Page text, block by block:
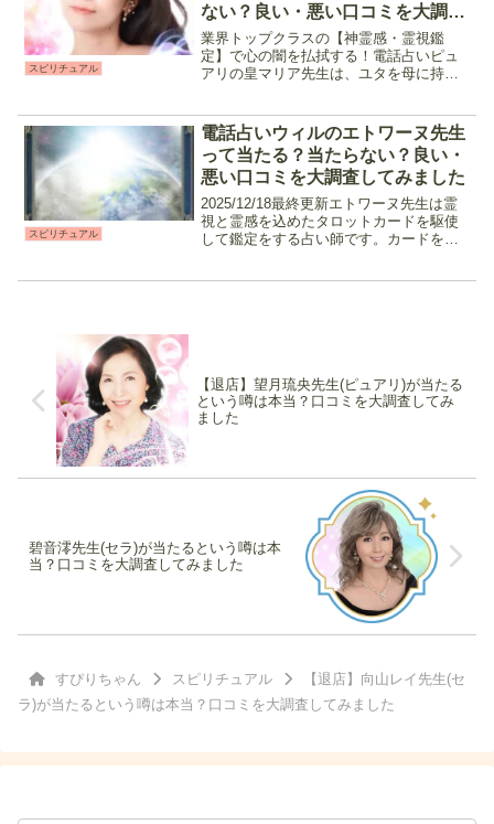
スピリチュアル
ない？良い・悪い口コミを大調査
してみました
業界トップクラスの【神霊感・霊視鑑
定】で心の闇を払拭する！電話占いピュ
アリの皇マリア先生は、ユタを母に持つ
ュアルリーディングで高次元の存在や潜
在意識と繋がる事で現状を打...
スピリチュアル
電話占いウィルのエトワーヌ先生
って当たる？当たらない？良い・
悪い口コミを大調査してみました
2025/12/18最終更新エトワーヌ先生は霊
視と霊感を込めたタロットカードを駆使
して鑑定をする占い師です。カードを通
【退店】望月琉央先生(ピュアリ)が当たる
という噂は本当？口コミを大調査してみ
ました
碧音澪先生(セラ)が当たるという噂は本
当？口コミを大調査してみました
すぴりちゃん スピリチュアル
【退店】向山レイ先生(セ
ラ)が当たるという噂は本当？口コミを大調査してみました